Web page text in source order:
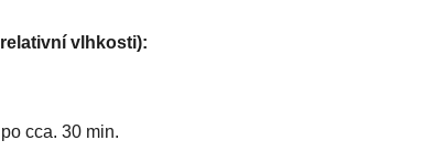
vlhkosti):
po cca. 30 min.